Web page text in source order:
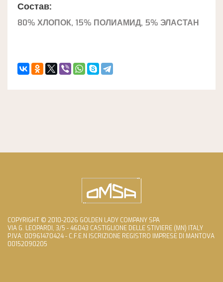
Состав:
80% ХЛОПОК, 15% ПОЛИАМИД, 5% ЭЛАСТАН
COPYRIGHT © 2010-2026 GOLDEN LADY COMPANY SPA
VIA G. LEOPARDI, 3/5 - 46043 CASTIGLIONE DELLE STIVIERE (MN) ITALY
P.IVA: 00961470424 - C.F.E.N ISCRIZIONE REGISTRO IMPRESE DI MANTOVA
00152090205